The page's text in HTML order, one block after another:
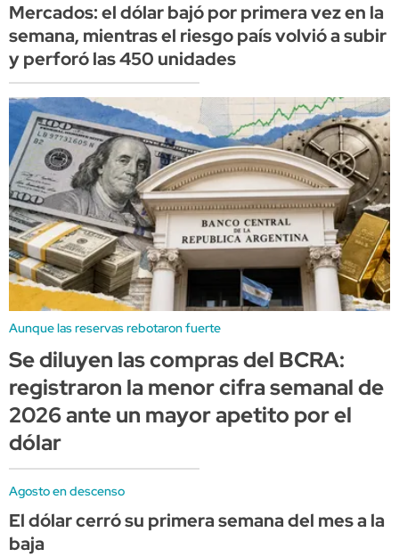
Mercados: el dólar bajó por primera vez en la
semana, mientras el riesgo país volvió a subir
y perforó las 450 unidades
Aunque las reservas rebotaron fuerte
Se diluyen las compras del BCRA:
registraron la menor cifra semanal de
2026 ante un mayor apetito por el
dólar
Agosto en descenso
El dólar cerró su primera semana del mes a la
baja